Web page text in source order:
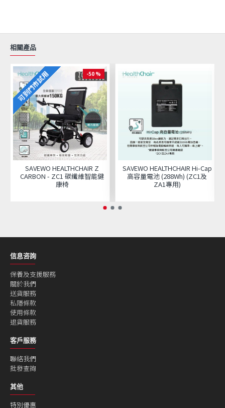
相關產品
可到門市試用 -50 %
SAVEWO HEALTHCHAIR Z
CARBON - ZC1 碳纖維智能健
康椅
SAVEWO HEALTHCHAIR Hi-Cap
高容量電池 (288Wh) (ZC1及
ZA1專用)
信息咨詢
保養及支援服務
關於我們
送貨服務
私隱條款
使用條款
退貨服務
客戶服務
聯絡我們
批發查詢
其他
特別優惠